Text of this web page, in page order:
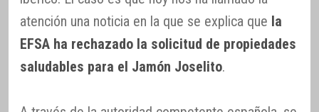
atención una noticia en la que se explica que la
EFSA ha rechazado la solicitud de propiedades
saludables para el Jamón Joselito.